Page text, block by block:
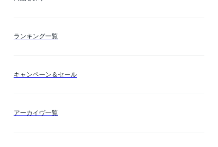
カテゴリー検索
ランキング一覧
キャンペーン＆セール
アーカイヴ一覧